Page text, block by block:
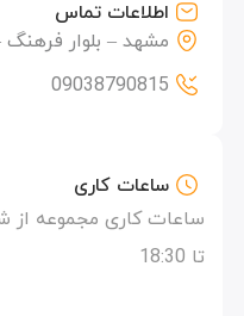
اطلاعات تماس
مشهد – بلوار فرهنگ –
09038790815
ساعات کاری
تا 18:30